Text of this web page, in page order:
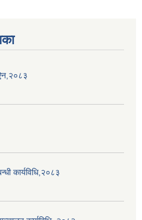
कार्यविधि,२०८३